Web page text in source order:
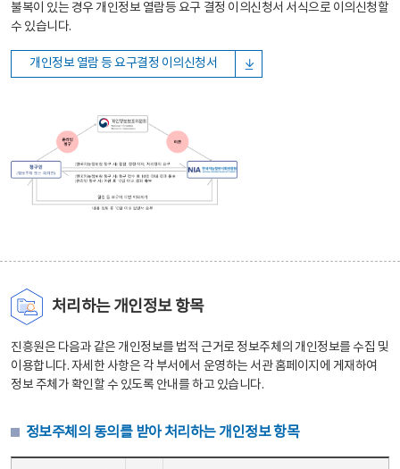
불복이 있는 경우 개인정보 열람등 요구 결정 이의신청서 서식으로 이의신청할
수 있습니다.
개인정보 열람 등 요구결정 이의신청서
처리하는 개인정보 항목
진흥원은 다음과 같은 개인정보를 법적 근거로 정보주체의 개인정보를 수집 및
이용합니다. 자세한 사항은 각 부서에서 운영하는 서관 홈페이지에 게재하여
정보 주체가 확인할 수 있도록 안내를 하고 있습니다.
정보주체의 동의를 받아 처리하는 개인정보 항목